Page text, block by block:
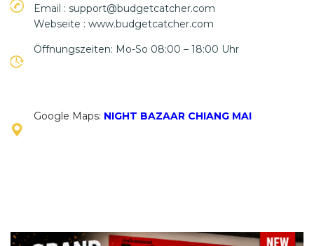
Email : support@budgetcatcher.com
Webseite : www.budgetcatcher.com
Öffnungszeiten: Mo-So 08:00 – 18:00 Uhr
Google Maps: NIGHT BAZAAR CHIANG MAI